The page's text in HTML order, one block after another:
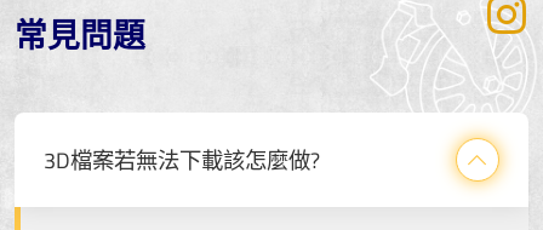
常見問題
3D檔案若無法下載該怎麼做?